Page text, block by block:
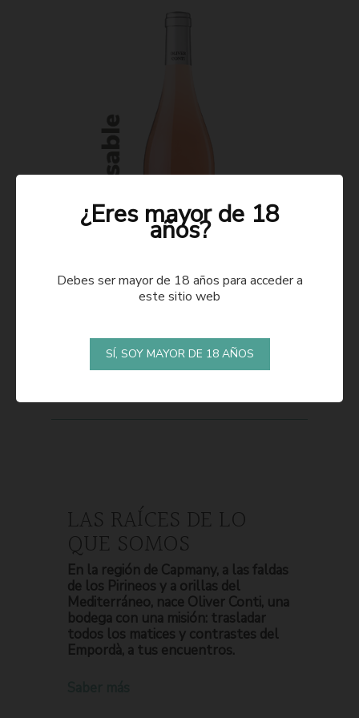
LAS RAÍCES DE LO
QUE SOMOS
En la región de Capmany, a las faldas
de los Pirineos y a orillas del
Mediterráneo, nace Oliver Conti, una
bodega con una misión: trasladar
todos los matices y contrastes del
Empordà, a tus encuentros.
¿Eres mayor de 18
años?
Debes ser mayor de 18 años para acceder a
este sitio web
SÍ, SOY MAYOR DE 18 AÑOS